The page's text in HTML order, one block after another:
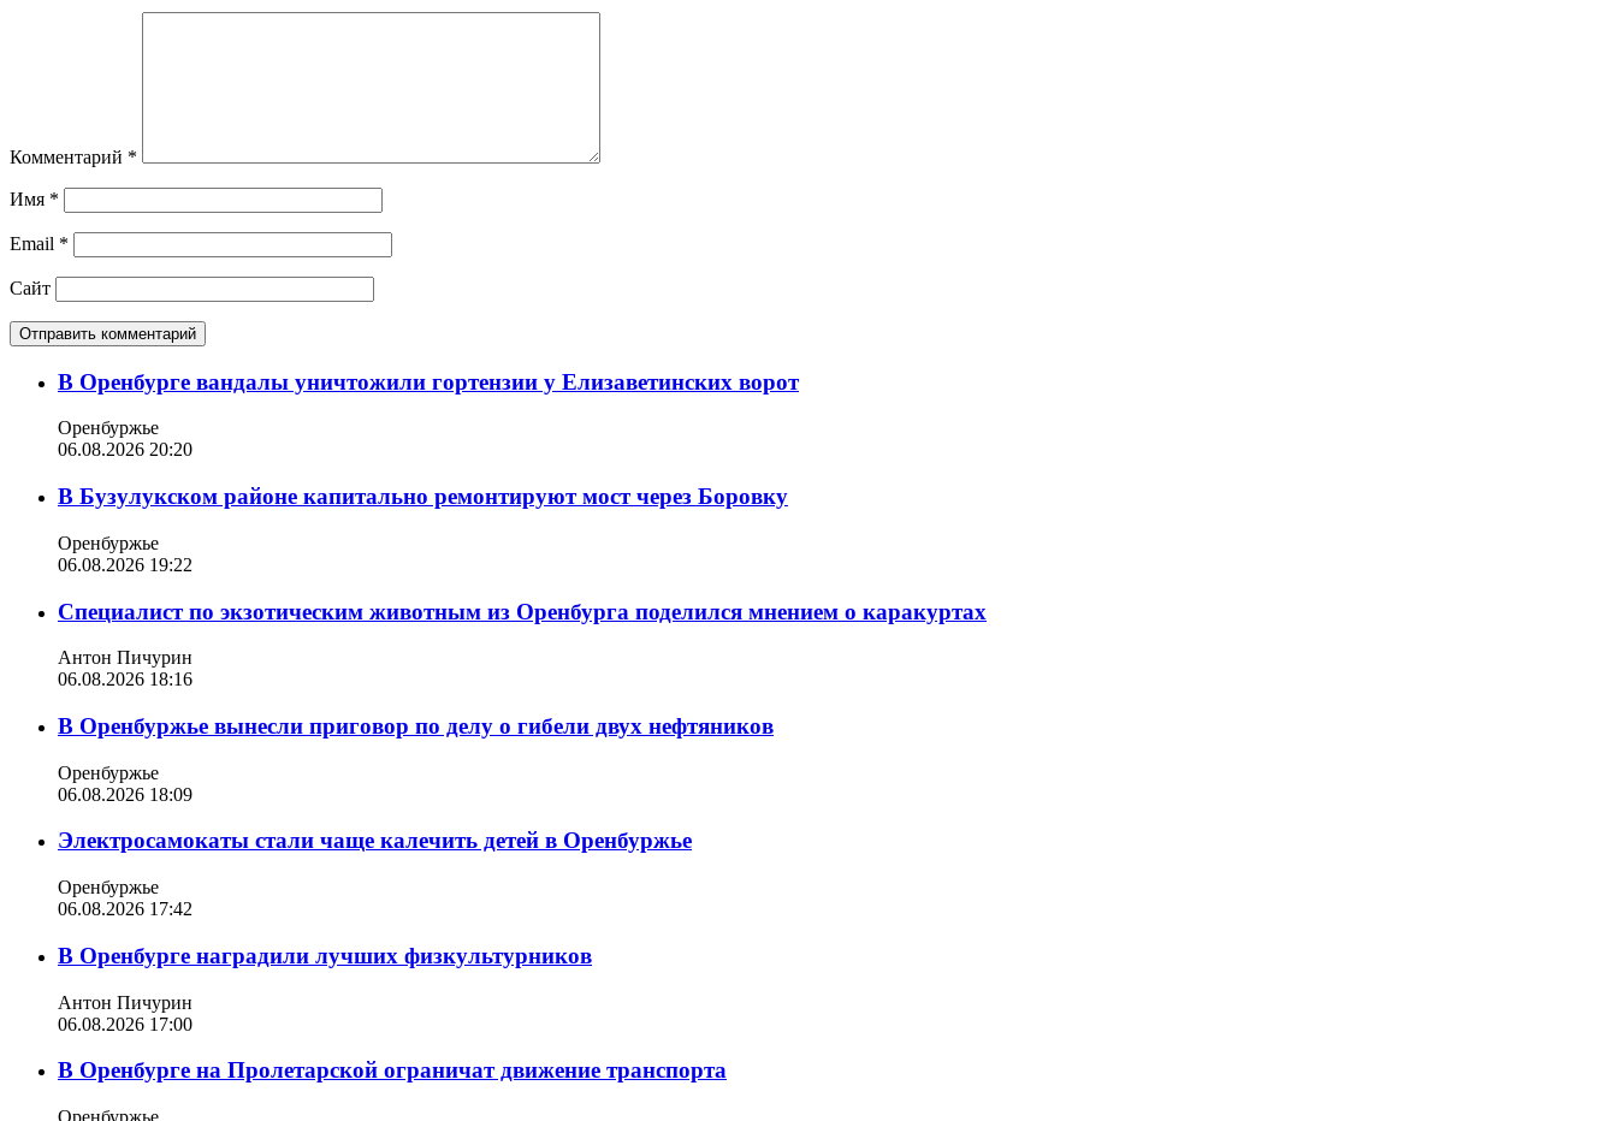
Комментарий *
Имя *
Email *
Сайт
В Оренбурге вандалы уничтожили гортензии у Елизаветинских ворот
Оренбуржье
06.08.2026 20:20
В Бузулукском районе капитально ремонтируют мост через Боровку
Оренбуржье
06.08.2026 19:22
Специалист по экзотическим животным из Оренбурга поделился мнением о каракуртах
Антон Пичурин
06.08.2026 18:16
В Оренбуржье вынесли приговор по делу о гибели двух нефтяников
Оренбуржье
06.08.2026 18:09
Электросамокаты стали чаще калечить детей в Оренбуржье
Оренбуржье
06.08.2026 17:42
В Оренбурге наградили лучших физкультурников
Антон Пичурин
06.08.2026 17:00
В Оренбурге на Пролетарской ограничат движение транспорта
Оренбуржье